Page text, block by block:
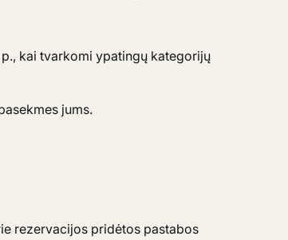
kai tvarkomi ypatingų kategorijų
jums.
rezervacijos pridėtos pastabos